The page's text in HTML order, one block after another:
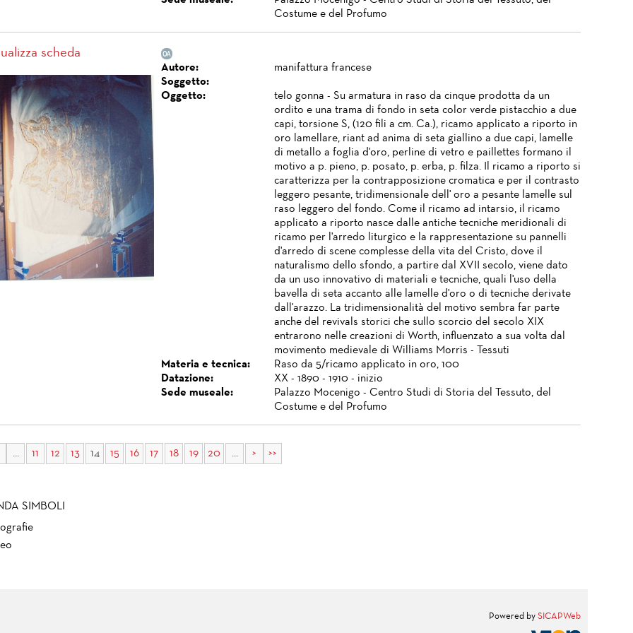
Costume e del Profumo
scheda
Autore:
manifattura francese
Soggetto:
Oggetto:
telo gonna - Su armatura in raso da cinque prodotta da un
ordito e una trama di fondo in seta color verde pistacchio a due
capi, torsione S, (120 fili a cm. Ca.), ricamo applicato a riporto in
oro lamellare, riant ad anima di seta giallino a due capi, lamelle
di metallo a foglia d'oro, perline di vetro e paillettes formano il
motivo a p. pieno, p. posato, p. erba, p. filza. Il ricamo a riporto si
caratterizza per la contrapposizione cromatica e per il contrasto
leggero pesante, tridimensionale dell' oro a pesante lamelle sul
raso leggero del fondo. Come il ricamo ad intarsio, il ricamo
applicato a riporto nasce dalle antiche tecniche meridionali di
ricamo per l'arredo liturgico e la rappresentazione su pannelli
d'arredo di scene complesse della vita del Cristo, dove il
naturalismo dello sfondo, a partire dal XVII secolo, viene dato
da un uso innovativo di materiali e tecniche, quali l'uso della
bavella di seta accanto alle lamelle d'oro o di tecniche derivate
dall'arazzo. La tridimensionalità del motivo sembra far parte
anche del revivals storici che sullo scorcio del secolo XIX
entrarono nelle creazioni di Worth, influenzato a sua volta dal
movimento medievale di Williams Morris - Tessuti
Materia e tecnica:
Raso da 5/ricamo applicato in oro, 100
Datazione:
XX - 1890 - 1910 - inizio
Sede museale:
Palazzo Mocenigo - Centro Studi di Storia del Tessuto, del
Costume e del Profumo
... 11 12 13 14 15 16 17 18 19 20 ... > >>
SIMBOLI
Powered by SICAPWeb